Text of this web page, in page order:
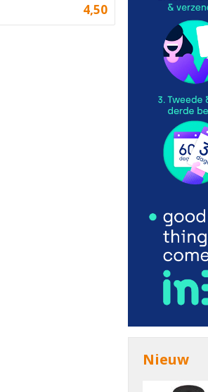
4,50
Nieuw